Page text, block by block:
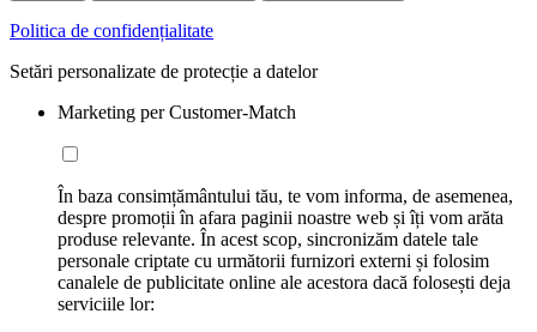
Politica de confidențialitate
Setări personalizate de protecție a datelor
Marketing per Customer-Match
În baza consimțământului tău, te vom informa, de asemenea,
despre promoții în afara paginii noastre web și îți vom arăta
produse relevante. În acest scop, sincronizăm datele tale
personale criptate cu următorii furnizori externi și folosim
canalele de publicitate online ale acestora dacă folosești deja
serviciile lor: